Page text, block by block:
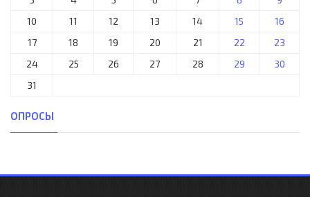
10
11 12 13 14 15
16
17
18 19 20 21 22
23
24
25 26 27 28 29
30
31
ОПРОСЫ